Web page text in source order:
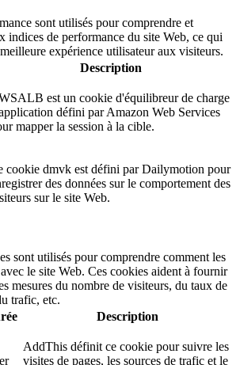
sont utilisés pour comprendre et
indices de performance du site Web, ce qui
expérience utilisateur aux visiteurs.
Description
est un cookie d'équilibreur de charge
défini par Amazon Web Services
mapper la session à la cible.
cookie dmvk est défini par Dailymotion pour
des données sur le comportement des
sur le site Web.
sont utilisés pour comprendre comment les
le site Web. Ces cookies aident à fournir
mesures du nombre de visiteurs, du taux de
trafic, etc.
Description
AddThis définit ce cookie pour suivre les
visites de pages, les sources de trafic et le